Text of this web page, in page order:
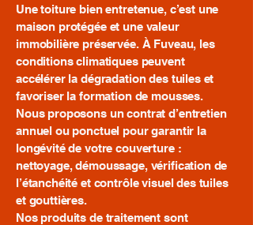
Une toiture bien entretenue, c’est une
maison protégée et une valeur
immobilière préservée. À Fuveau, les
conditions climatiques peuvent
accélérer la dégradation des tuiles et
favoriser la formation de mousses.
Nous proposons un contrat d’entretien
annuel ou ponctuel pour garantir la
longévité de votre couverture :
nettoyage, démoussage, vérification de
l’étanchéité et contrôle visuel des tuiles
et gouttières.
Nos produits de traitement sont